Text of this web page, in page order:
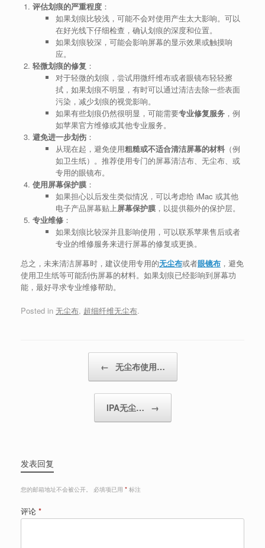
评估划痕的严重程度：
如果划痕比较浅，可能不会对使用产生太大影响。可以
在好光线下仔细检查，确认划痕的深度和位置。
如果划痕较深，可能会影响屏幕的显示效果或触摸响
应。
轻微划痕的修复 ：
对于轻微的划痕，尝试用微纤维布或者眼镜布轻轻擦
拭，如果划痕不明显，有时可以通过清洁去除一些表面
污染，减少划痕的视觉影响。
如果有些划痕仍然很明显，可能需要专业修复服务，例
如苹果官方维修或其他专业服务。
避免进一步划伤：
从现在起，避免使用粗糙或不适合清洁屏幕的材料（例
如卫生纸）。推荐使用专门的屏幕清洁布、无尘布、或
专用的眼镜布。
使用屏幕保护膜：
如果担心以后发生类似情况，可以考虑给 iMac 或其他
电子产品屏幕贴上屏幕保护膜，以提供额外的保护层。
专业维修：
如果划痕比较深并且影响使用，可以联系苹果售后或者
专业的维修服务来进行屏幕的修复或更换。
总之，未来清洁屏幕时，建议使用专用的无尘布或者眼镜布 ，避免
使用卫生纸等可能刮伤屏幕的材料。如果划痕已经影响到屏幕功
能，最好寻求专业维修帮助。
Posted in 无尘布, 超细纤维无尘布.
← 无尘布使用…
IPA无尘… →
发表回复
您的邮箱地址不会被公开。 必填项已用 * 标注
评论 *